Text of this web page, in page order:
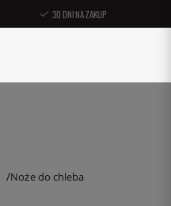
30 DNI NA ZAKUP
Noże do chleba